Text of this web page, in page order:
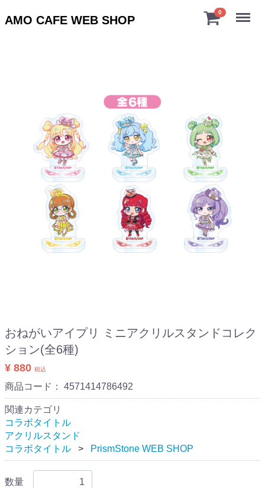
AMO CAFE WEB SHOP
0 Menu
おねがいアイプリ ミニアクリルスタンドコレク
ション(全6種)
¥ 880 税込
商品コード： 4571414786492
関連カテゴリ
コラボタイトル
アクリルスタンド
コラボタイトル
PrismStone WEB SHOP
数量